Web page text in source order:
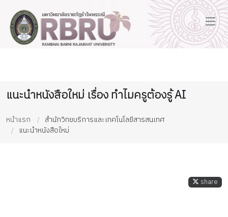
แนะนำหนังสือใหม่ เรื่อง ทำไมครูต้องรู้ AI
หน้าแรก
สำนักวิทยบริการและเทคโนโลยีสารสนเทศ
แนะนำหนังสือใหม่
share